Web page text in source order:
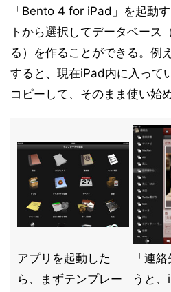
「Bento 4 for iPad」を起動
トから選択してデータベース
る）を作ることができる。例
すると、現在iPad内に入って
コピーして、そのまま使い始
アプリを起動した
ら、まずテンプレー
「連
うと